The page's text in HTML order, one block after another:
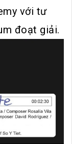
với tư
đoạt giải.